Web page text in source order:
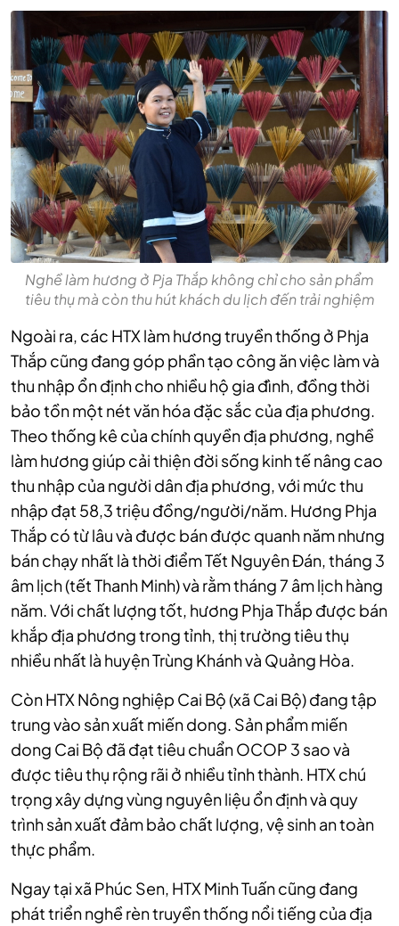
Nghề làm hương ở Pja Thắp không chỉ cho sản phẩm
tiêu thụ mà còn thu hút khách du lịch đến trải nghiệm
Ngoài ra, các HTX làm hương truyền thống ở Phja
Thắp cũng đang góp phần tạo công ăn việc làm và
thu nhập ổn định cho nhiều hộ gia đình, đồng thời
bảo tồn một nét văn hóa đặc sắc của địa phương.
Theo thống kê của chính quyền địa phương, nghề
làm hương giúp cải thiện đời sống kinh tế nâng cao
thu nhập của người dân địa phương, với mức thu
nhập đạt 58,3 triệu đồng/người/năm. Hương Phja
Thắp có từ lâu và được bán được quanh năm nhưng
bán chạy nhất là thời điểm Tết Nguyên Đán, tháng 3
âm lịch (tết Thanh Minh) và rằm tháng 7 âm lịch hàng
năm. Với chất lượng tốt, hương Phja Thắp được bán
khắp địa phương trong tỉnh, thị trường tiêu thụ
nhiều nhất là huyện Trùng Khánh và Quảng Hòa.
Còn HTX Nông nghiệp Cai Bộ (xã Cai Bộ) đang tập
trung vào sản xuất miến dong. Sản phẩm miến
dong Cai Bộ đã đạt tiêu chuẩn OCOP 3 sao và
được tiêu thụ rộng rãi ở nhiều tỉnh thành. HTX chú
trọng xây dựng vùng nguyên liệu ổn định và quy
trình sản xuất đảm bảo chất lượng, vệ sinh an toàn
thực phẩm.
Ngay tại xã Phúc Sen, HTX Minh Tuấn cũng đang
phát triển nghề rèn truyền thống nổi tiếng của địa